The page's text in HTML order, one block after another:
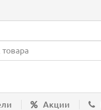
Акции